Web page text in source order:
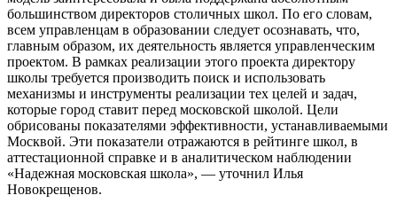
большинством директоров столичных школ. По его словам,
всем управленцам в образовании следует осознавать, что,
главным образом, их деятельность является управленческим
проектом. В рамках реализации этого проекта директору
школы требуется производить поиск и использовать
механизмы и инструменты реализации тех целей и задач,
которые город ставит перед московской школой. Цели
обрисованы показателями эффективности, устанавливаемыми
Москвой. Эти показатели отражаются в рейтинге школ, в
аттестационной справке и в аналитическом наблюдении
«Надежная московская школа», — уточнил Илья
Новокрещенов.